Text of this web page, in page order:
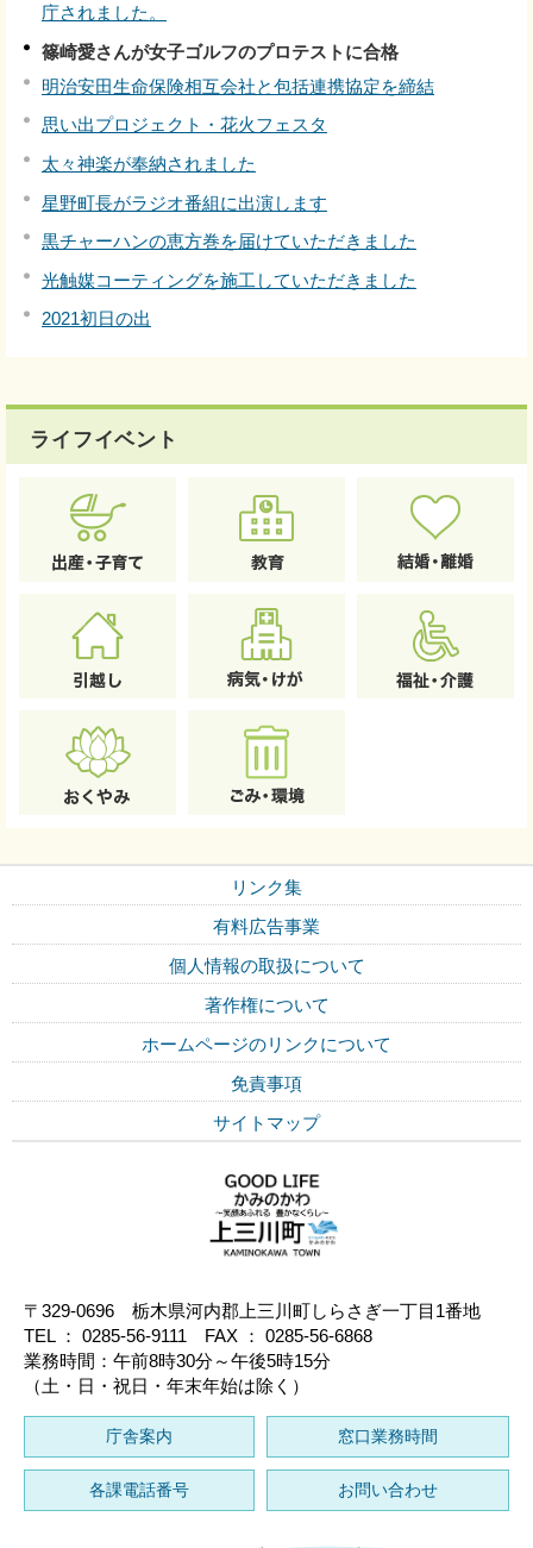
庁されました。
篠崎愛さんが女子ゴルフのプロテストに合格
明治安田生命保険相互会社と包括連携協定を締結
思い出プロジェクト・花火フェスタ
太々神楽が奉納されました
星野町長がラジオ番組に出演します
黒チャーハンの恵方巻を届けていただきました
光触媒コーティングを施工していただきました
2021初日の出
ライフイベント
リンク集
有料広告事業
個人情報の取扱について
著作権について
ホームページのリンクについて
免責事項
サイトマップ
〒329-0696 栃木県河内郡上三川町しらさぎ一丁目1番地
TEL ： 0285-56-9111 FAX ： 0285-56-6868
業務時間：午前8時30分～午後5時15分
（土・日・祝日・年末年始は除く）
庁舎案内 窓口業務時間
各課電話番号 お問い合わせ